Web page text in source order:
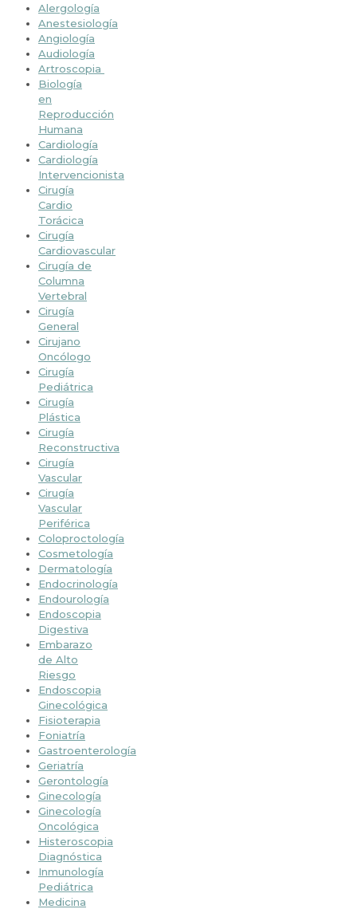
Alergología
Anestesiología
Angiología
Audiología
Artroscopia
Biología
en
Reproducción
Humana
Cardiología
Cardiología
Intervencionista
Cirugía
Cardio
Torácica
Cirugía
Cardiovascular
Cirugía de
Columna
Vertebral
Cirugía
General
Cirujano
Oncólogo
Cirugía
Pediátrica
Cirugía
Plástica
Cirugía
Reconstructiva
Cirugía
Vascular
Cirugía
Vascular
Periférica
Coloproctología
Cosmetología
Dermatología
Endocrinología
Endourología
Endoscopia
Digestiva
Embarazo
de Alto
Riesgo
Endoscopia
Ginecológica
Fisioterapia
Foniatría
Gastroenterología
Geriatría
Gerontología
Ginecología
Ginecología
Oncológica
Histeroscopia
Diagnóstica
Inmunología
Pediátrica
Medicina